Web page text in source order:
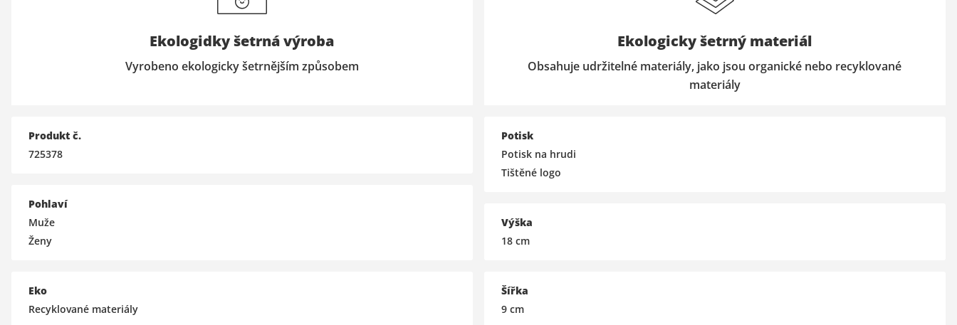
Ekologidky šetrná výroba
Vyrobeno ekologicky šetrnějším způsobem
Ekologicky šetrný materiál
Obsahuje udržitelné materiály, jako jsou organické nebo recyklované
materiály
Produkt č.
725378
Pohlaví
Muže
Ženy
Eko
Recyklované materiály
Potisk
Potisk na hrudi
Tištěné logo
Výška
18 cm
Šířka
9 cm